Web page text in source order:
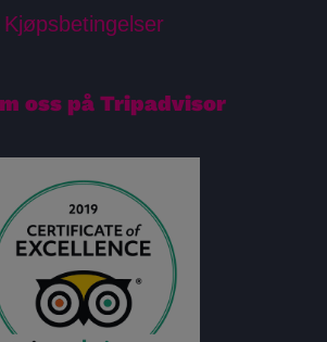
Kjøpsbetingelser
oss på Tripadvisor